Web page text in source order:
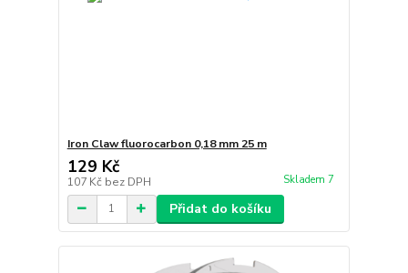
Iron Claw fluorocarbon 0,18 mm 25 m
129 Kč
107 Kč bez DPH Skladem 7
Přidat do košíku